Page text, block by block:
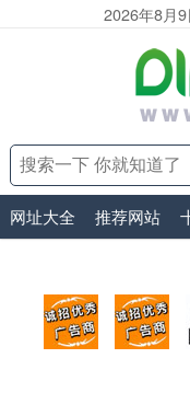
2026年8月
网址大全 推荐网站
顶部广告
广告位招